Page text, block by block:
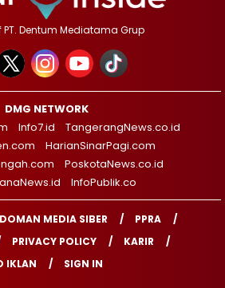
Dentum Mediatama Grup
DMG NETWORK
Info7.id
TangerangNews.co.id
HarianSinarPagi.com
PoskotaNews.co.id
InfoPublik.co
MEDIA SIBER
PPRA
PRIVACY POLICY
KARIR
IKLAN
SIGN IN